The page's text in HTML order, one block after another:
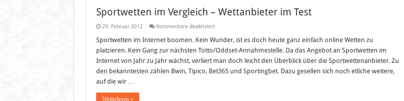
Sportwetten im Vergleich – Wettanbieter im Test
29. Februar 2012 Kommentare deaktiviertfür
im
Vergleich
–
Wettanbieter
im
Test
Sportwetten im Internet boomen. Kein Wunder, ist es doch heute ganz einfach online Wetten zu
platzieren. Kein Gang zur nächsten Totto/Oddset-Annahmestelle. Da das Angebot an Sportwetten im
Internet von Jahr zu Jahr wächst, verliert man doch leicht den Überblick über die Sportwettenanbieter. Zu
den bekanntesten zählen Bwin, Tipico, Bet365 und Sportingbet. Dazu gesellen sich noch etliche weitere,
auf die wir …
Weiterlesen »